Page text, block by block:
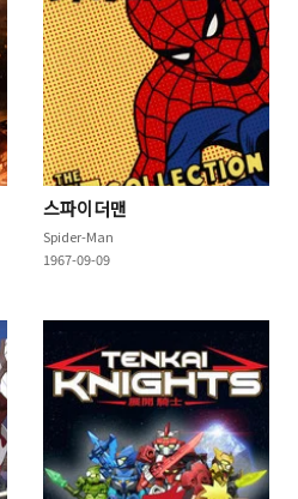
스파이더맨
Spider-Man
1967-09-09